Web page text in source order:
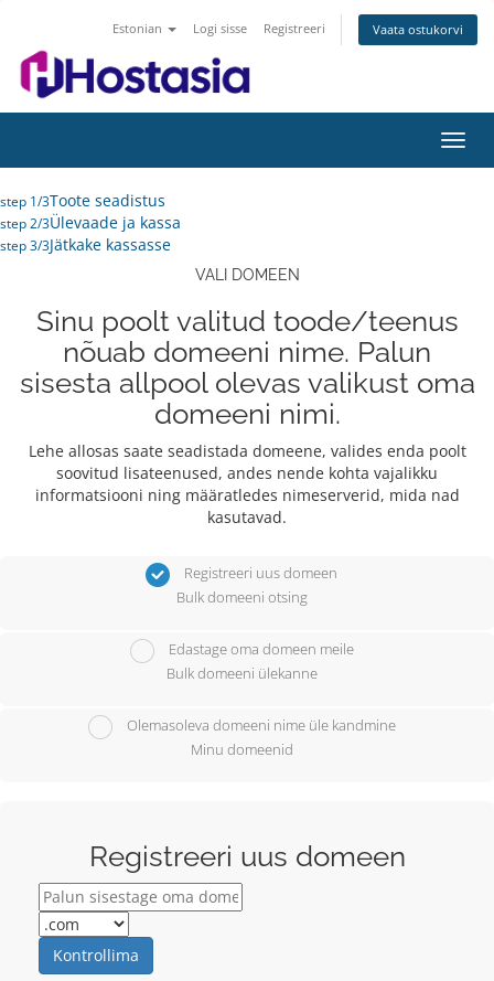
Estonian Logi sisse Registreeri Vaata ostukorvi
step 1/3Toote seadistus
step 2/3Ülevaade ja kassa
step 3/3Jätkake kassasse
VALI DOMEEN
Sinu poolt valitud toode/teenus
nõuab domeeni nime. Palun
sisesta allpool olevas valikust oma
domeeni nimi.
Lehe allosas saate seadistada domeene, valides enda poolt
soovitud lisateenused, andes nende kohta vajalikku
informatsiooni ning määratledes nimeserverid, mida nad
kasutavad.
Registreeri uus domeen
Bulk domeeni otsing
Edastage oma domeen meile
Bulk domeeni ülekanne
Olemasoleva domeeni nime üle kandmine
Minu domeenid
Registreeri uus domeen
Kontrollima